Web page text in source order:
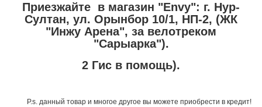
Приезжайте в магазин "Envy": г. Нур-
Султан, ул. Орынбор 10/1, НП-2, (ЖК
"Инжу Арена", за велотреком
"Сарыарка").
2 Гис в помощь).
P.s. данный товар и многое другое вы можете приобрести в кредит!